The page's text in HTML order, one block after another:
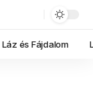
Láz és Fájdalom